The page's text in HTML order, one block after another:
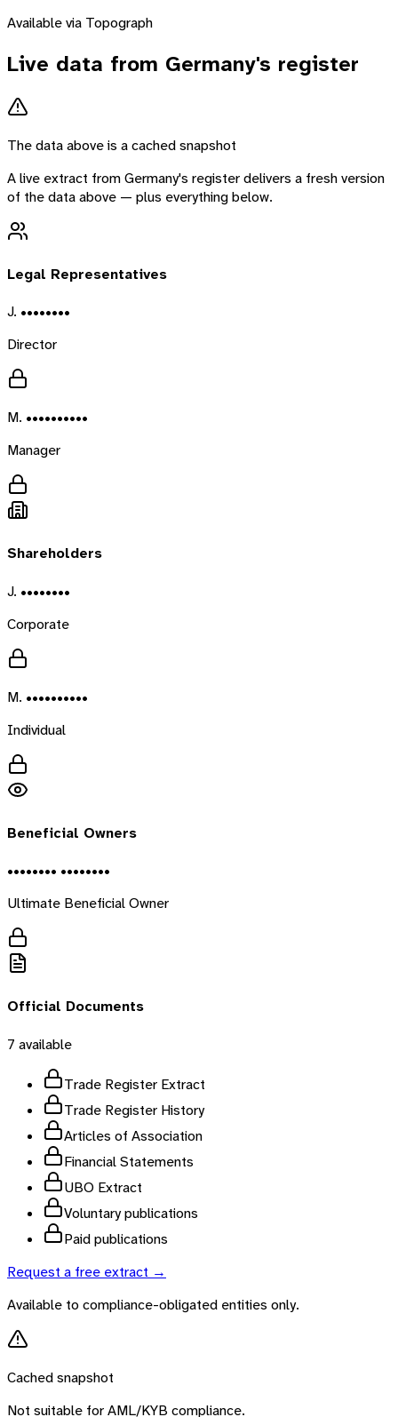
Available via Topograph
Live data from Germany's register
The data above is a cached snapshot
A live extract fromGermany's register delivers a fresh version
of the data above — plus everything below.
Legal Representatives
J. ••••••••
Director
M. ••••••••••
Manager
Shareholders
J. ••••••••
Corporate
M. ••••••••••
Individual
Beneficial Owners
•••••••• ••••••••
Ultimate Beneficial Owner
Official Documents
7 available
Trade Register Extract
Trade Register History
Articles of Association
Financial Statements
UBO Extract
Voluntary publications
Paid publications
Request a free extract →
Available to compliance-obligated entities only.
Cached snapshot
Not suitable for AML/KYB compliance.